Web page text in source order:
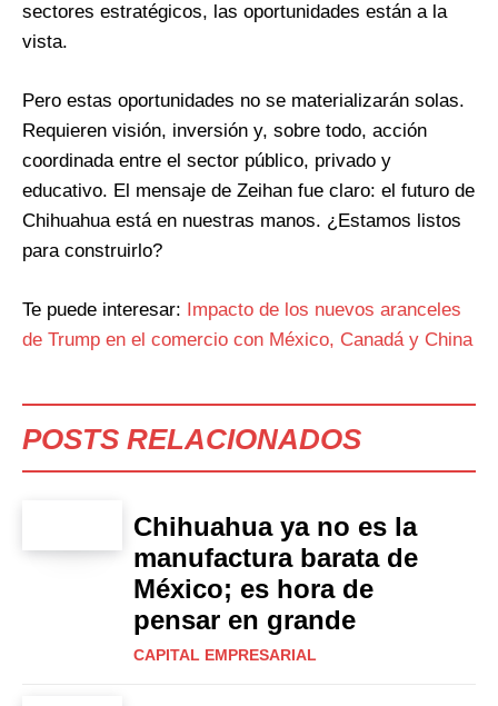
sectores estratégicos, las oportunidades están a la
vista.
Pero estas oportunidades no se materializarán solas.
Requieren visión, inversión y, sobre todo, acción
coordinada entre el sector público, privado y
educativo. El mensaje de Zeihan fue claro: el futuro de
Chihuahua está en nuestras manos. ¿Estamos listos
para construirlo?
Te puede interesar:
Impacto de los nuevos aranceles
de Trump en el comercio con México, Canadá y China
POSTS RELACIONADOS
Chihuahua ya no es la
manufactura barata de
México; es hora de
pensar en grande
CAPITAL EMPRESARIAL